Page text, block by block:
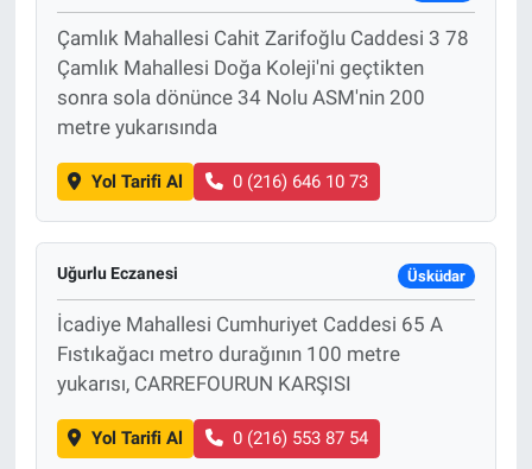
Çamlık Mahallesi Cahit Zarifoğlu Caddesi 3 78
Çamlık Mahallesi Doğa Koleji'ni geçtikten
sonra sola dönünce 34 Nolu ASM'nin 200
metre yukarısında
Yol Tarifi Al 0 (216) 646 10 73
Uğurlu Eczanesi Üsküdar
İcadiye Mahallesi Cumhuriyet Caddesi 65 A
Fıstıkağacı metro durağının 100 metre
yukarısı, CARREFOURUN KARŞISI
Yol Tarifi Al 0 (216) 553 87 54